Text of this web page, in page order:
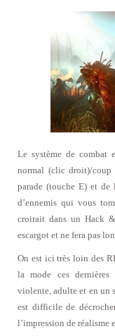
Le système de combat
normal (clic droit)/
parade (touche E) et
d’ennemis qui vous
croirait dans un Hack
escargot et ne fera pas
On est ici très loin des
la mode ces dernières
violente, adulte et en un
est difficile de
l’impression de réalisme